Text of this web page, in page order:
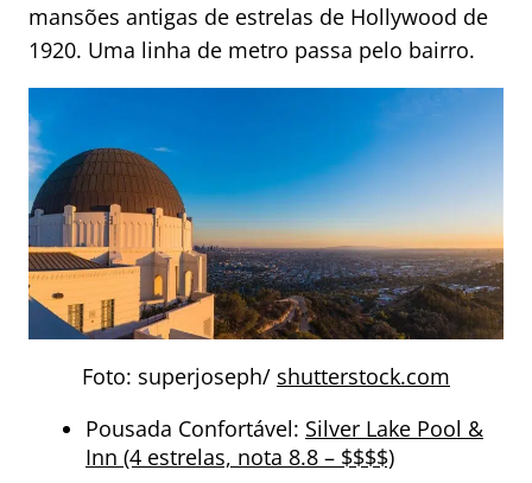
mansões antigas de estrelas de Hollywood de
1920. Uma linha de metro passa pelo bairro.
Foto: superjoseph/ shutterstock.com
Pousada Confortável: Silver Lake Pool &
Inn (4 estrelas, nota 8.8 – $$$$)